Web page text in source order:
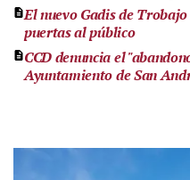
El nuevo Gadis de
puertas al público
CCD denuncia el
Ayuntamiento de San